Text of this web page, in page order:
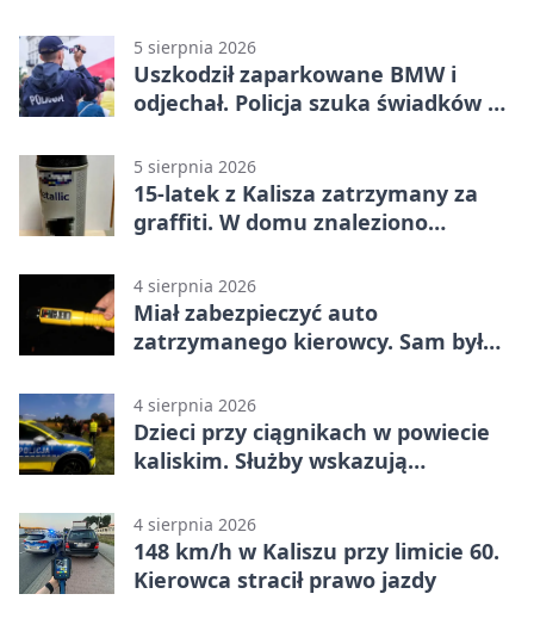
5 sierpnia 2026
Uszkodził zaparkowane BMW i
odjechał. Policja szuka świadków w
5 sierpnia 2026
15-latek z Kalisza zatrzymany za
graffiti. W domu znaleziono
4 sierpnia 2026
Miał zabezpieczyć auto
zatrzymanego kierowcy. Sam był
4 sierpnia 2026
Dzieci przy ciągnikach w powiecie
kaliskim. Służby wskazują
4 sierpnia 2026
148 km/h w Kaliszu przy limicie 60.
Kierowca stracił prawo jazdy